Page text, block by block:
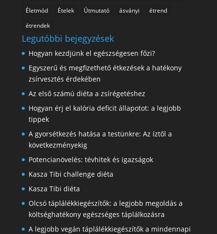
Életmód
Ételek Útmutató ásványi
étrend
étrendek
Legutóbbi bejegyzések
Hogyan kezdjünk el egészségesen főzi?
Egyszerű és megfizethető étkezések a hatékony
zsírvesztés érdekében
Az első számú diéta a zsírégetéshez
Hogyan érj el kalória deficit állapotot: a legjobb
tippek
A gyorsétkezés hatása a testünkre: Az íztől a
következményekig
Potencianövelés: tévhitek és igazságok
Kasza Tibi challenge diéta
Kasza Tibi diéta
Olcsó táplálékkiegészítők: a legjobb megoldás a
költséghatékony egészséges táplálkozásra
A legjobb vegán táplálékkiegészítők a mindennapi